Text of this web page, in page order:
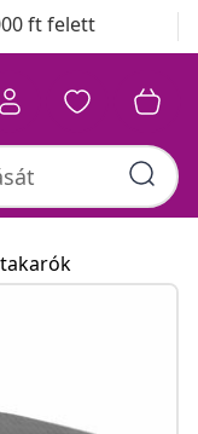
ft felett